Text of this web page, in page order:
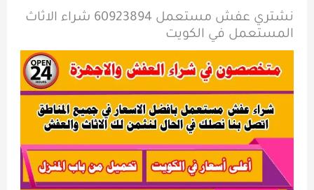
نشتري عفش مستعمل 60923894 شراء الاثاث
المستعمل في الكويت